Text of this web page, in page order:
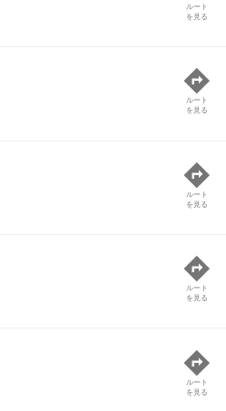
ルート
を見る
ルート
を見る
ルート
を見る
ルート
を見る
ルート
を見る